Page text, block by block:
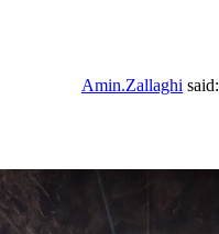
Amin.Zallaghi said: